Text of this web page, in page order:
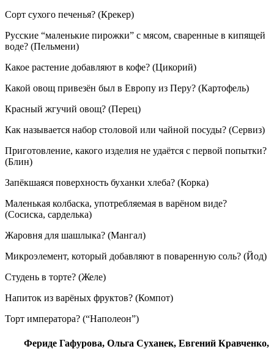
Сорт сухого печенья? (Крекер)
Русские “маленькие пирожки” с мясом, сваренные в кипящей
воде? (Пельмени)
Какое растение добавляют в кофе? (Цикорий)
Какой овощ привезён был в Европу из Перу? (Картофель)
Красный жгучий овощ? (Перец)
Как называется набор столовой или чайной посуды? (Сервиз)
Приготовление, какого изделия не удаётся с первой попытки?
(Блин)
Запёкшаяся поверхность буханки хлеба? (Корка)
Маленькая колбаска, употребляемая в варёном виде?
(Сосиска, сарделька)
Жаровня для шашлыка? (Мангал)
Микроэлемент, который добавляют в поваренную соль? (Йод)
Студень в торте? (Желе)
Напиток из варёных фруктов? (Компот)
Торт императора? (“Наполеон”)
Фериде Гафурова, Ольга Суханек, Евгений Кравченко,